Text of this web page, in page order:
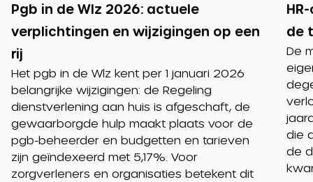
Pgb in de Wlz 2026: actuele
verplichtingen en wijzigingen op een
rij
Het pgb in de Wlz kent per 1 januari 2026
belangrijke wijzigingen: de Regeling
dienstverlening aan huis is afgeschaft, de
gewaarborgde hulp maakt plaats voor de
pgb-beheerder en budgetten en tarieven
zijn geïndexeerd met 5,17%. Voor
zorgverleners en organisaties betekent dit
de
De
die
de